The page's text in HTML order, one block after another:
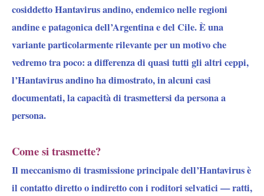
cosiddetto Hantavirus andino, endemico nelle regioni
andine e patagonica dell’Argentina e del Cile. È una
variante particolarmente rilevante per un motivo che
vedremo tra poco: a differenza di quasi tutti gli altri ceppi,
l’Hantavirus andino ha dimostrato, in alcuni casi
documentati, la capacità di trasmettersi da persona a
persona.
Come si trasmette?
Il meccanismo di trasmissione principale dell’Hantavirus è
il contatto diretto o indiretto con i roditori selvatici — ratti,